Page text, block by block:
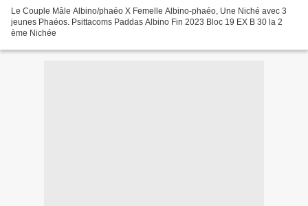
Le Couple Mâle Albino/phaéo X Femelle Albino-phaéo, Une Niché avec 3
jeunes Phaéos. Psittacoms Paddas Albino Fin 2023 Bloc 19 EX B 30 la 2
ème Nichée